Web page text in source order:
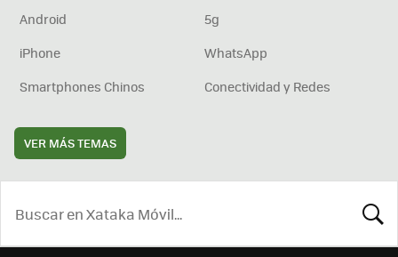
Android
5g
iPhone
WhatsApp
Smartphones Chinos
Conectividad y Redes
VER MÁS TEMAS